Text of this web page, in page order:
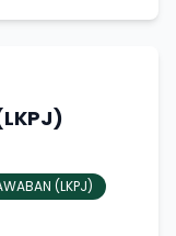
(LKPJ)